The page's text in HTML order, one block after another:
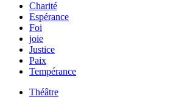
Charité
Espérance
Foi
joie
Justice
Paix
Tempérance
Théâtre